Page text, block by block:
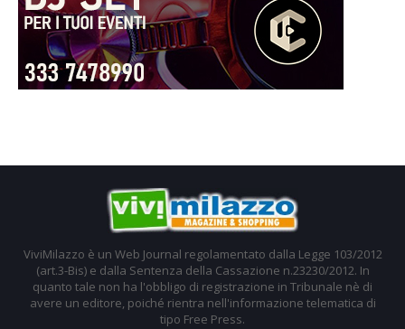
ViviMilazzo è un Web Journal regolamentato dalla Legge 103/2012
(art.3-Bis) e dalla Sentenza della Cassazione n.23230/2012. In
quanto tale non ha l'obbligo di registrazione in Tribunale nè di
avere un editore, poiché rientra nell'informazione telematica di
tipo Free Press.